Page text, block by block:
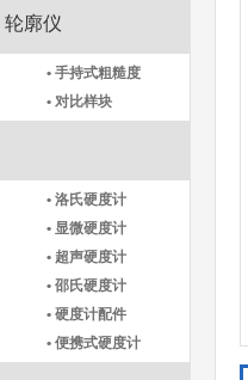
廓仪
• 手持式粗糙度
• 对比样块
• 洛氏硬度计
• 显微硬度计
• 超声硬度计
• 邵氏硬度计
• 硬度计配件
• 便携式硬度计